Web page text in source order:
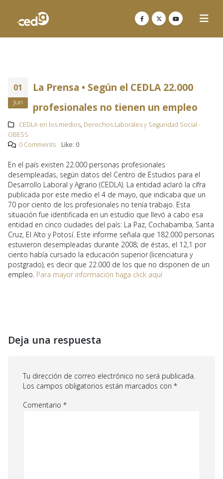
01
Jun
La Prensa • Según el CEDLA 22.000
profesionales no tienen un empleo
CEDLA en los medios, Derechos Laborales y Seguridad Social -
OBESS
0 Comments
Like: 0
En el país existen 22.000 personas profesionales
desempleadas, según datos del Centro de Estudios para el
Desarrollo Laboral y Agrario (CEDLA). La entidad aclaró la cifra
publicada por este medio el 4 de mayo, que indicaba que un
70 por ciento de los profesionales no tenía trabajo. Esta
situación fue identificada en un estudio que llevó a cabo esa
entidad en cinco ciudades del país: La Paz, Cochabamba, Santa
Cruz, El Alto y Potosí. Este informe señala que 182.000 personas
estuvieron desempleadas durante 2008; de éstas, el 12,1 por
ciento había cursado la educación superior (licenciatura y
postgrado), es decir que 22.000 de los que no disponen de un
empleo. Para mayor información haga click aquí
Deja una respuesta
Tu dirección de correo electrónico no será publicada.
Los campos obligatorios están marcados con *
Comentario *